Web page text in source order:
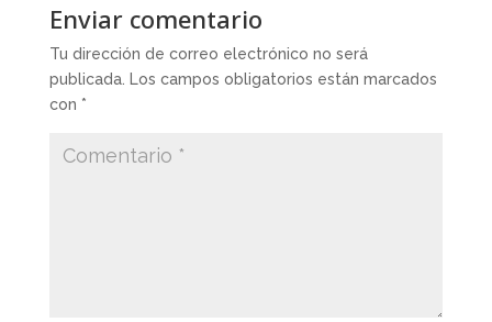
Enviar comentario
Tu dirección de correo electrónico no será
publicada. Los campos obligatorios están marcados
con *